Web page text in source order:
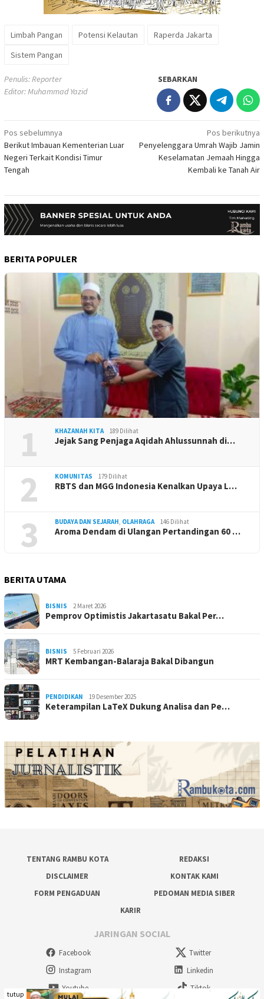
Limbah Pangan Potensi Kelautan
Raperda Jakarta
Sistem Pangan
Penulis: Reporter
Editor: Muhammad Yazid
SEBARKAN
Navigasi
pos
Pos sebelumnya
Berikut Imbauan Kementerian Luar
Negeri Terkait Kondisi Timur
Tengah
Pos berikutnya
Penyelenggara Umrah Wajib Jamin
Keselamatan Jemaah Hingga
Kembali ke Tanah Air
BERITA POPULER
1 KHAZANAH KITA 189 Dilihat
Jejak Sang Penjaga Aqidah Ahlussunnah di…
2 KOMUNITAS 179 Dilihat
RBTS dan MGG Indonesia Kenalkan Upaya L…
3 BUDAYA DAN SEJARAH, OLAHRAGA 146 Dilihat
Aroma Dendam di Ulangan Pertandingan 60 …
BERITA UTAMA
BISNIS 2 Maret 2026
Pemprov Optimistis Jakartasatu Bakal Per…
BISNIS 5 Februari 2026
MRT Kembangan-Balaraja Bakal Dibangun
PENDIDIKAN 19 Desember 2025
Keterampilan LaTeX Dukung Analisa dan Pe…
TENTANG RAMBU KOTA
REDAKSI
DISCLAIMER
KONTAK KAMI
FORM PENGADUAN
PEDOMAN MEDIA SIBER
KARIR
JARINGAN SOCIAL
Facebook
Twitter
Instagram
Linkedin
Youtube
Tiktok
tutup